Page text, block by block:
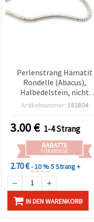
Perlenstrang Hämatit
Rondelle (Abacus),
Halbedelstein, nicht
magnetisch,
silberfarben, 6x3 mm,
Loch: 1,5 mm, ca. 148 Stk.
Artikelnummer: 182804
3.00€ 1-4 Strang
RABATTE
FÜR MENGE
2.70 €- 10 %5 Strang +
IN DEN WARENKORB